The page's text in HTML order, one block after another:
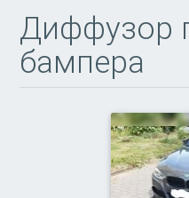
Диффузор
бампера